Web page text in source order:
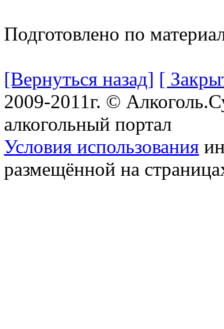
Подготовлено по
[Вернуться назад] [
2009-2011г. ©
алкогольный портал
Условия использования
размещённой на